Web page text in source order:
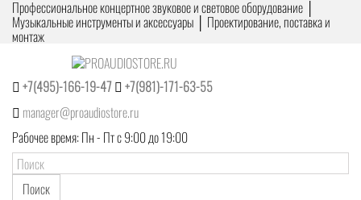
Профессиональное концертное звуковое и световое оборудование │
Музыкальные инструменты и аксессуары │ Проектирование, поставка и
монтаж
+7(495)-166-19-47
+7(981)-171-63-55
manager@proaudiostore.ru
Рабочее время: Пн - Пт с 9:00 до 19:00
Поиск